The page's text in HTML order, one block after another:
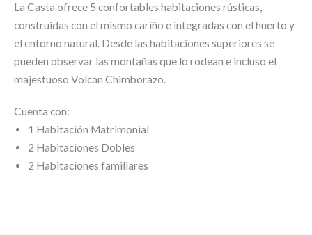
La Casta ofrece 5 confortables habitaciones rústicas,
construidas con el mismo cariño e integradas con el huerto y
el entorno natural. Desde las habitaciones superiores se
pueden observar las montañas que lo rodean e incluso el
majestuoso Volcán Chimborazo.
Cuenta con:
1 Habitación Matrimonial
2 Habitaciones Dobles
2 Habitaciones familiares